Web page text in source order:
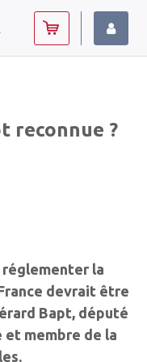
reconnue ?
la
devrait être
Bapt, député
et membre de la